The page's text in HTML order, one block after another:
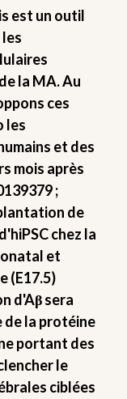
est un outil
la MA. Au
ces
les
et des
mois après
;
de
chez la
et
(E17.5)
d'Aβ sera
la protéine
portant des
le
ciblées